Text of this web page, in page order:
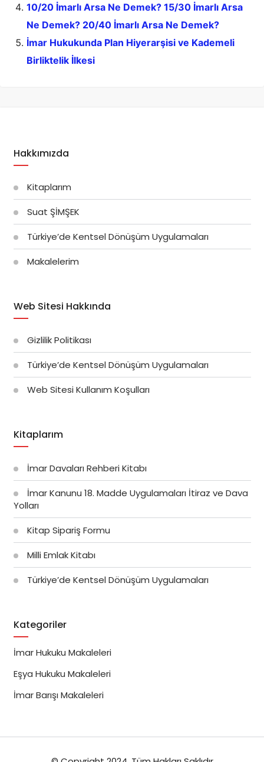
10/20 İmarlı Arsa Ne Demek? 15/30 İmarlı Arsa
Ne Demek? 20/40 İmarlı Arsa Ne Demek?
İmar Hukukunda Plan Hiyerarşisi ve Kademeli
Birliktelik İlkesi
Hakkımızda
Kitaplarım
Suat ŞİMŞEK
Türkiye’de Kentsel Dönüşüm Uygulamaları
Makalelerim
Web Sitesi Hakkında
Gizlilik Politikası
Türkiye’de Kentsel Dönüşüm Uygulamaları
Web Sitesi Kullanım Koşulları
Kitaplarım
İmar Davaları Rehberi Kitabı
İmar Kanunu 18. Madde Uygulamaları İtiraz ve Dava
Yolları
Kitap Sipariş Formu
Milli Emlak Kitabı
Türkiye’de Kentsel Dönüşüm Uygulamaları
Kategoriler
İmar Hukuku Makaleleri
Eşya Hukuku Makaleleri
İmar Barışı Makaleleri